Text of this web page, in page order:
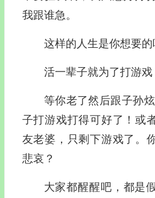
我跟谁急。
这样的人生是你想要的
活一辈子就为了打游戏
等你老了然后跟子孙
子打游戏打得可好了！或
友老婆，只剩下游戏了。
悲哀？
大家都醒醒吧，都是